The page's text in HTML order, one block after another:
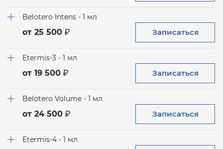
Belotero Intens - 1 мл
от 25 500 Записаться
Etermis-3 - 1 мл
от 19 500 Записаться
Belotero Volume - 1 мл
от 24 500 Записаться
Etermis-4 - 1 мл